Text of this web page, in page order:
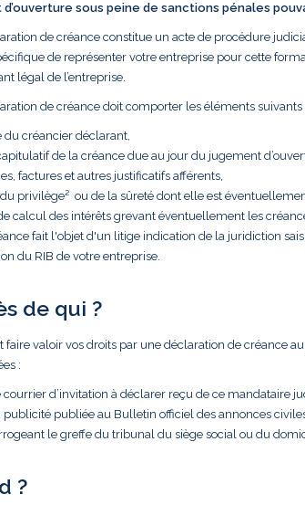
d’ouverture sous peine de sanctions pénales
de créance constitue un acte de procédure
de représenter votre entreprise pour cette
légal de l’entreprise.
de créance doit comporter les éléments suivants
du créancier déclarant,
de la créance due au jour du jugement
factures et autres justificatifs afférents,
privilège² ou de la sûreté dont elle est
calcul des intérêts grevant éventuellement les
fait l'objet d'un litige indication de la juridiction
du RIB de votre entreprise.
de qui ?
faire valoir vos droits par une déclaration de créance
:
courrier d’invitation à déclarer reçu de ce mandataire
publicité publiée au Bulletin officiel des annonces
le greffe du tribunal du siège social ou du
?